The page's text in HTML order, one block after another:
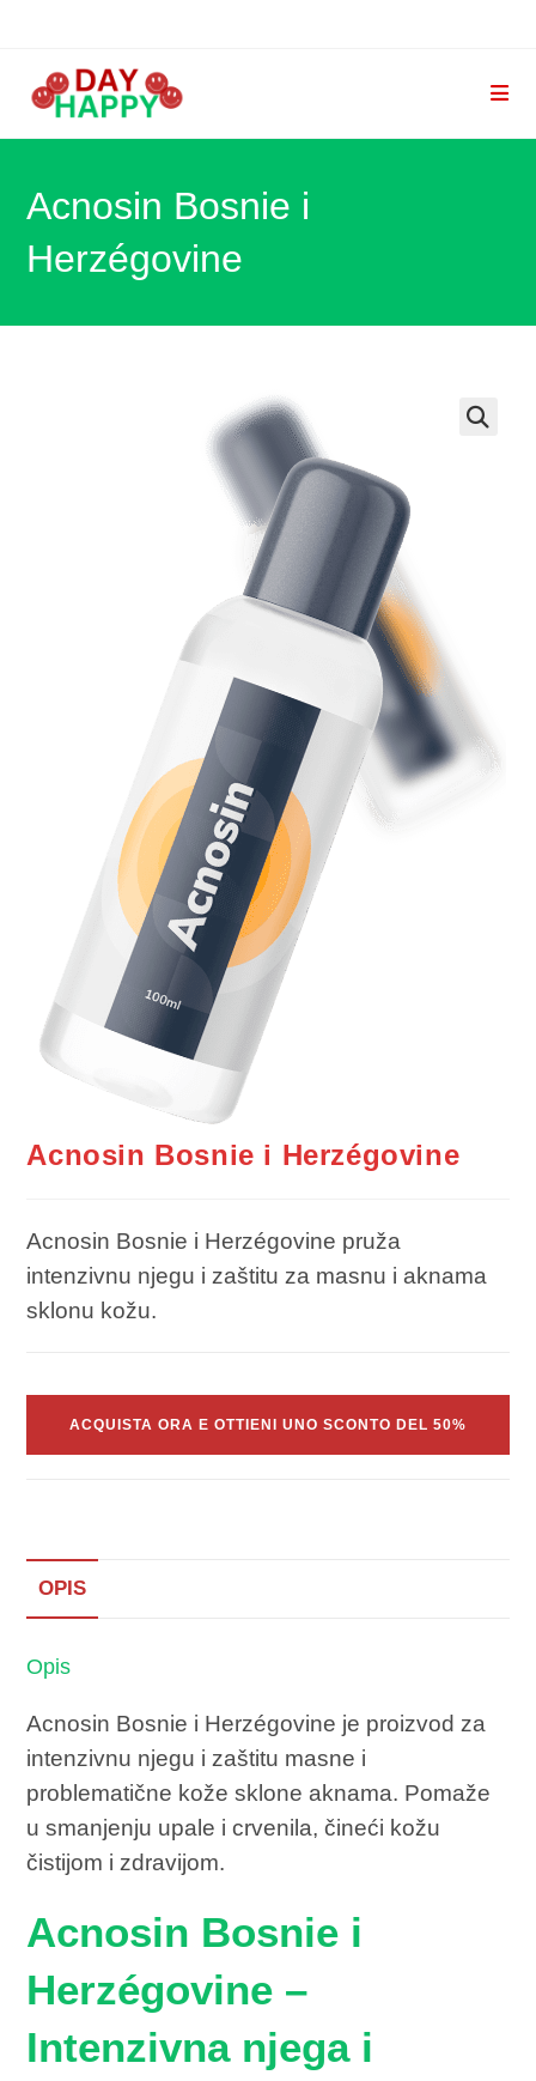
Acnosin Bosnie i
Herzégovine
Acnosin Bosnie i Herzégovine
Acnosin Bosnie i Herzégovine pruža
intenzivnu njegu i zaštitu za masnu i aknama
sklonu kožu.
ACQUISTA ORA E OTTIENI UNO SCONTO DEL 50%
OPIS
Opis
Acnosin Bosnie i Herzégovine je proizvod za
intenzivnu njegu i zaštitu masne i
problematične kože sklone aknama. Pomaže
u smanjenju upale i crvenila, čineći kožu
čistijom i zdravijom.
Acnosin Bosnie i
Herzégovine –
Intenzivna njega i